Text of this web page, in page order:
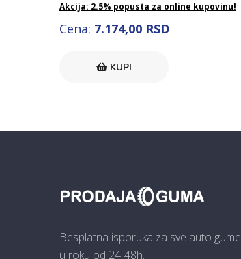
Akcija: 2.5% popusta za online kupovinu!
Cena: 7.174,00 RSD
KUPI
Besplatna isporuka za sve auto gume
u roku od 24-48h.